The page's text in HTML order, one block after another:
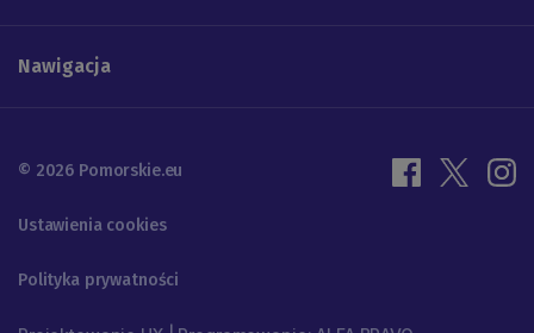
Nawigacja
© 2026 Pomorskie.eu
Ustawienia cookies
Polityka prywatności